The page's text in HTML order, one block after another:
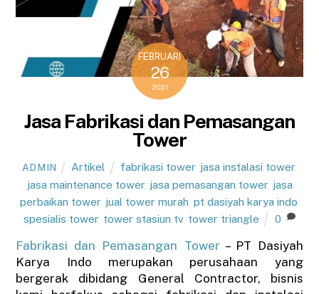
FEBRUARI
26
2021
Jasa Fabrikasi dan Pemasangan
Tower
ADMIN Artikel fabrikasi tower jasa instalasi tower
jasa maintenance tower, jasa pemasangan tower, jasa
perbaikan tower, jual tower murah pt dasiyah karya indo
spesialis tower, tower stasiun tv, tower triangle 0
Fabrikasi dan Pemasangan Tower – PT Dasiyah
Karya Indo merupakan perusahaan yang
bergerak dibidang General Contractor, bisnis